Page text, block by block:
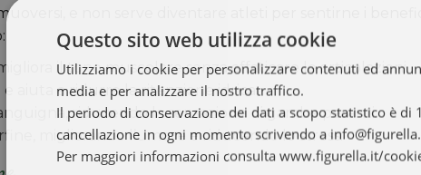
e non serve diventare atleti per sentirne i
il tono muscolare senza affaticare le articolazioni.
aiuta a ridurre la ritenzione idrica.
riducendo la sensazione di gambe pesanti.
migliorando l’umore e riducendo lo stress.
Questo sito web utilizza cookie
Utilizziamo i cookie per personalizzare contenuti ed
media e per analizzare il nostro traffico.
Il periodo di conservazione dei dati a scopo statistico è di
cancellazione in ogni momento scrivendo a
Per maggiori informazioni consulta www.figurella.it/